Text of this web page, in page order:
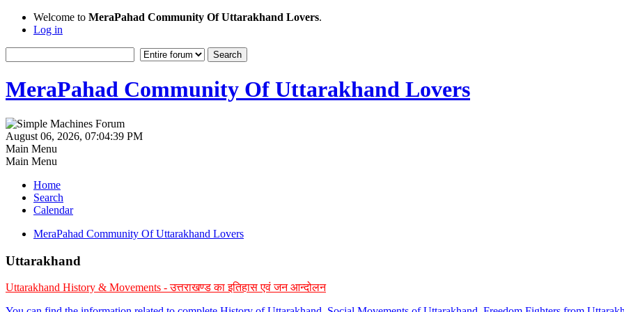
Welcome to MeraPahad Community Of Uttarakhand Lovers.
Log in
MeraPahad Community Of Uttarakhand Lovers
August 06, 2026, 07:04:39 PM
Main Menu
Main Menu
Home
Search
Calendar
MeraPahad Community Of Uttarakhand Lovers
Uttarakhand
Uttarakhand History & Movements - उत्तराखण्ड का इतिहास एवं जन आन्दोलन